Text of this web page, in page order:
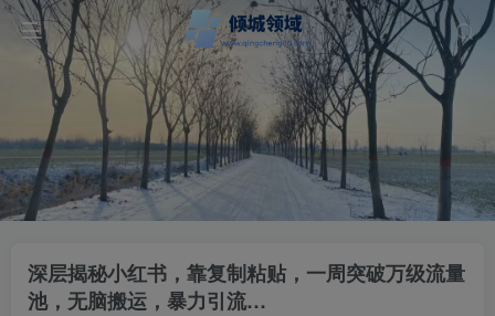
深层揭秘小红书，靠复制粘贴，一周突破万级流量
池，无脑搬运，暴力引流…